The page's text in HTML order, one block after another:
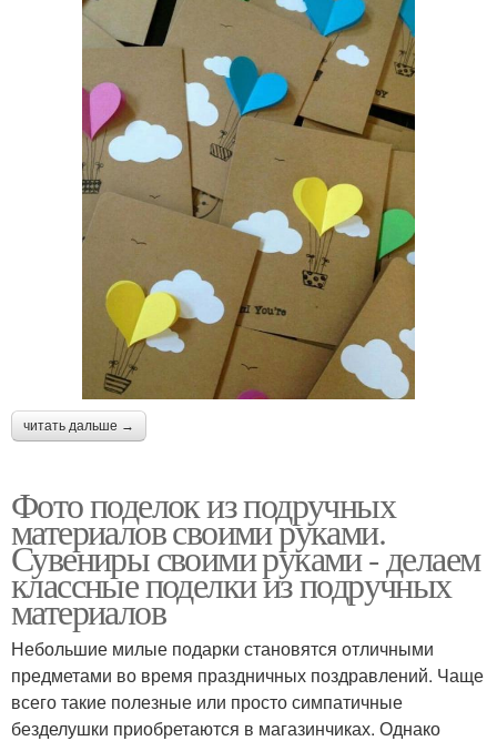
читать дальше →
Фото поделок из подручных
материалов своими руками.
Сувениры своими руками - делаем
классные поделки из подручных
материалов
Небольшие милые подарки становятся отличными
предметами во время праздничных поздравлений. Чаще
всего такие полезные или просто симпатичные
безделушки приобретаются в магазинчиках. Однако